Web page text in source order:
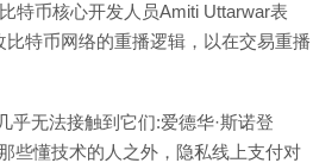
特币核心开发人员Amiti Uttarwar表
特币网络的重播逻辑，以在交易重播
无法接触到它们:爱德华·斯诺登
些懂技术的人之外，隐私线上支付对